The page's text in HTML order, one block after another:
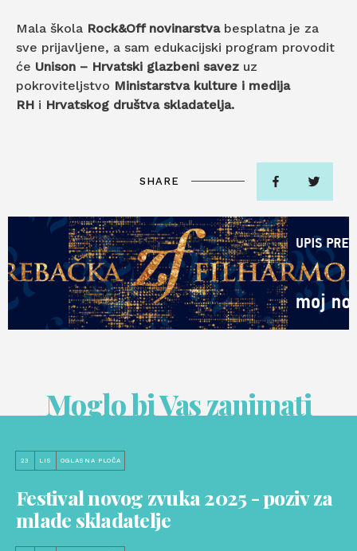
Mala škola Rock&Off novinarstvabesplatna je za
sve prijavljene, a sam edukacijski program provodit
će Unison – Hrvatski glazbeni savez uz
pokroviteljstvo Ministarstva kulture i medija
RH i Hrvatskog društva skladatelja.
SHARE
Moglo bi Vas zanimati
23 LIS OGLASNA PLOČA
Festival novog zvuka 2025 - poziv za
mlade skladatelje